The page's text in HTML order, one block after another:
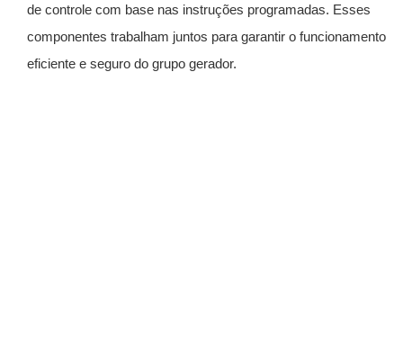
de controle com base nas instruções programadas. Esses
componentes trabalham juntos para garantir o funcionamento
eficiente e seguro do grupo gerador.